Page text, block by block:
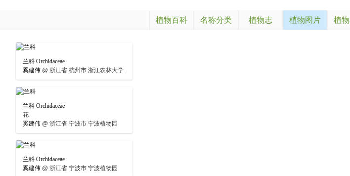
植物百科 名称分类 植物志 植物图片 植
兰科 Orchidaceae
奚建伟 @ 浙江省 杭州市 浙江农林大学
兰科 Orchidaceae
花
奚建伟 @ 浙江省 宁波市 宁波植物园
兰科 Orchidaceae
奚建伟 @ 浙江省 宁波市 宁波植物园